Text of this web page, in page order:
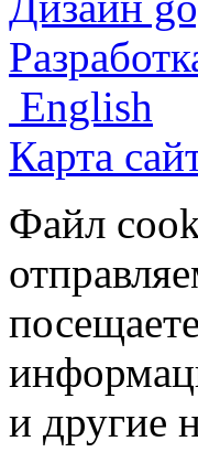
English
Карта
Файл
и другие